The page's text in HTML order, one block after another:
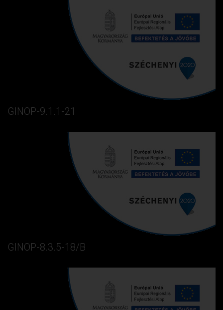
GINOP-9.1.1-21
GINOP-8.3.5-18/B